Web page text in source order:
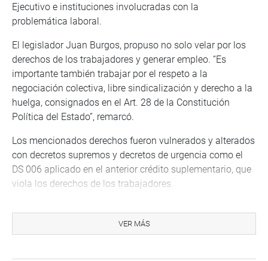
Ejecutivo e instituciones involucradas con la
problemática laboral.
El legislador Juan Burgos, propuso no solo velar por los
derechos de los trabajadores y generar empleo. “Es
importante también trabajar por el respeto a la
negociación colectiva, libre sindicalización y derecho a la
huelga, consignados en el Art. 28 de la Constitución
Política del Estado”, remarcó.
Los mencionados derechos fueron vulnerados y alterados
con decretos supremos y decretos de urgencia como el
DS 006 aplicado en el anterior crédito suplementario, que
viola los derechos de los trabajadores.
defensa irrestricta de los derechos constitucionales de la
clase trabajadora”, sostuvo.
VER MÁS